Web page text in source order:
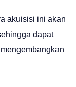
akuisisi ini akan
dapat